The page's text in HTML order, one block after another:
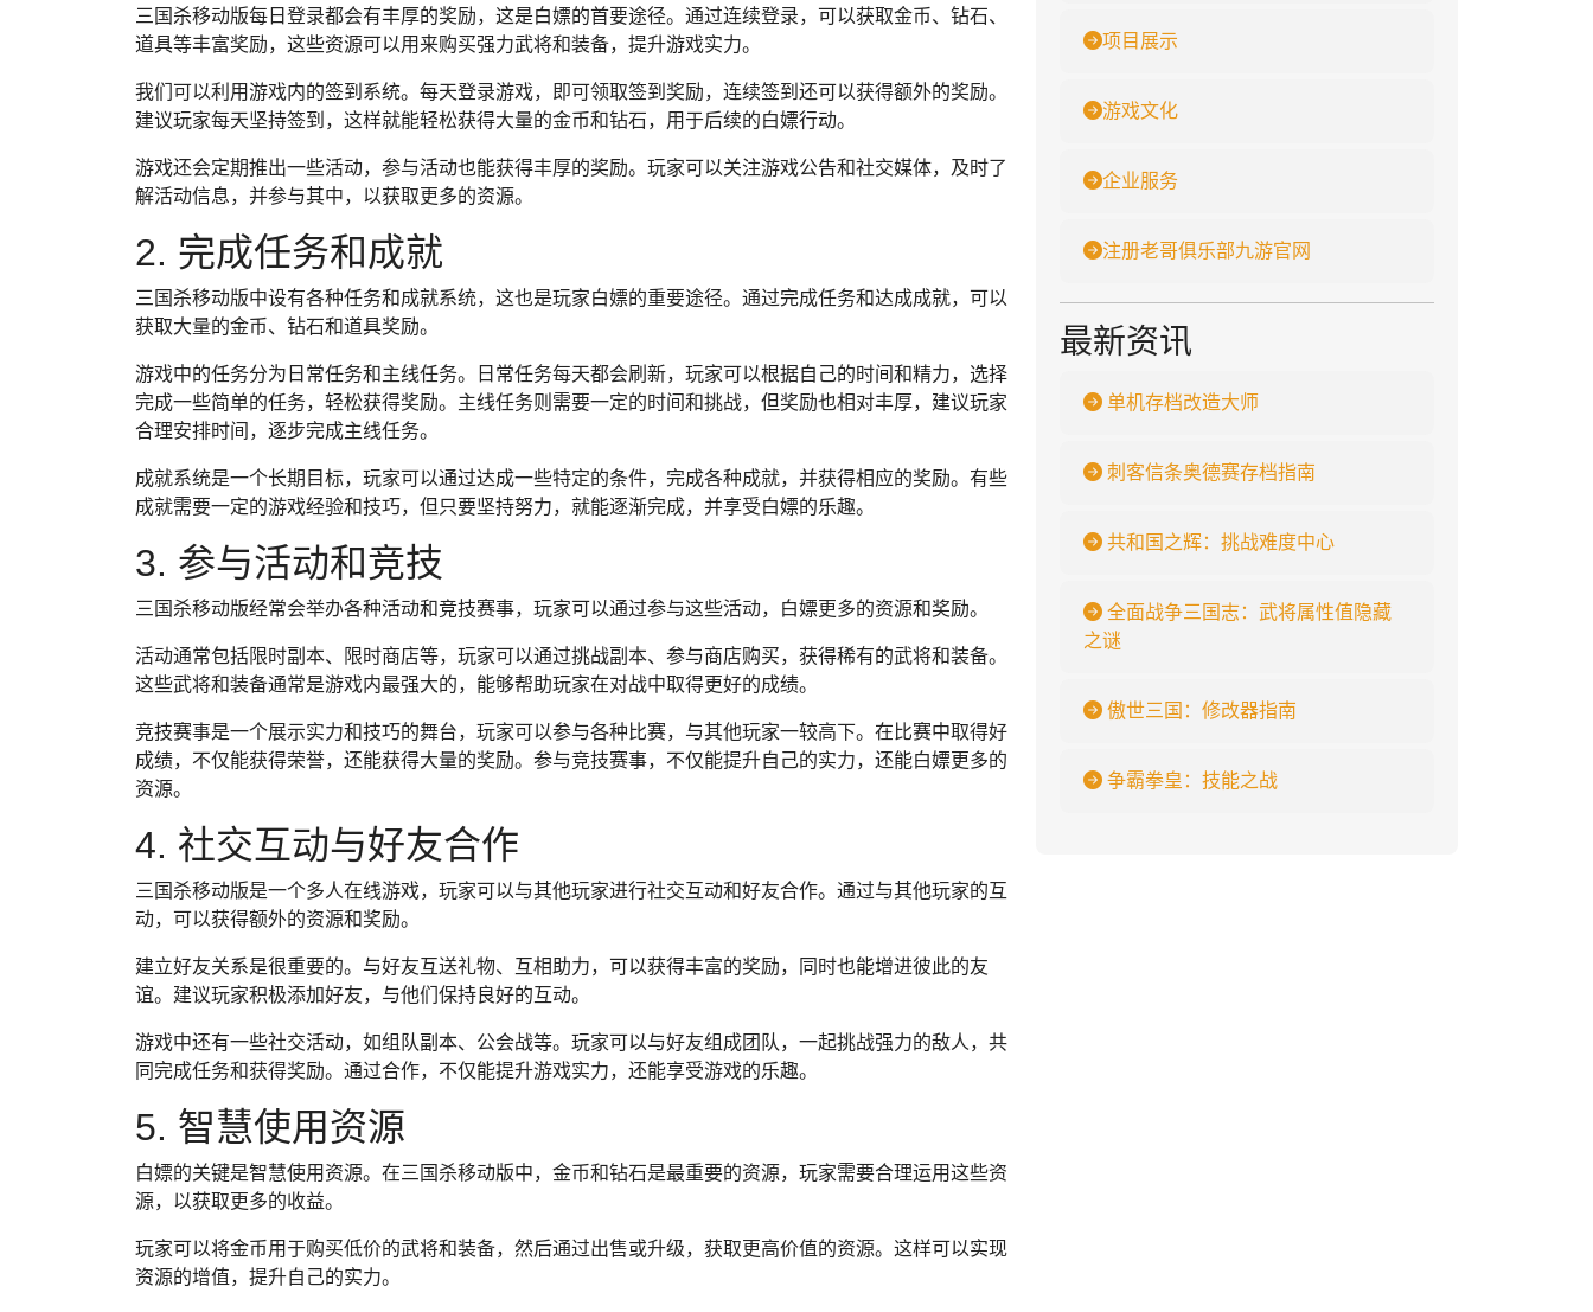
三国杀移动版每日登录都会有丰厚的奖励，这是白嫖的首要途径。通过连续登录，可以获取金币、钻石、
道具等丰富奖励，这些资源可以用来购买强力武将和装备，提升游戏实力。
我们可以利用游戏内的签到系统。每天登录游戏，即可领取签到奖励，连续签到还可以获得额外的奖励。
建议玩家每天坚持签到，这样就能轻松获得大量的金币和钻石，用于后续的白嫖行动。
游戏还会定期推出一些活动，参与活动也能获得丰厚的奖励。玩家可以关注游戏公告和社交媒体，及时了
解活动信息，并参与其中，以获取更多的资源。
2. 完成任务和成就
三国杀移动版中设有各种任务和成就系统，这也是玩家白嫖的重要途径。通过完成任务和达成成就，可以
获取大量的金币、钻石和道具奖励。
游戏中的任务分为日常任务和主线任务。日常任务每天都会刷新，玩家可以根据自己的时间和精力，选择
完成一些简单的任务，轻松获得奖励。主线任务则需要一定的时间和挑战，但奖励也相对丰厚，建议玩家
合理安排时间，逐步完成主线任务。
成就系统是一个长期目标，玩家可以通过达成一些特定的条件，完成各种成就，并获得相应的奖励。有些
成就需要一定的游戏经验和技巧，但只要坚持努力，就能逐渐完成，并享受白嫖的乐趣。
3. 参与活动和竞技
三国杀移动版经常会举办各种活动和竞技赛事，玩家可以通过参与这些活动，白嫖更多的资源和奖励。
活动通常包括限时副本、限时商店等，玩家可以通过挑战副本、参与商店购买，获得稀有的武将和装备。
这些武将和装备通常是游戏内最强大的，能够帮助玩家在对战中取得更好的成绩。
竞技赛事是一个展示实力和技巧的舞台，玩家可以参与各种比赛，与其他玩家一较高下。在比赛中取得好
成绩，不仅能获得荣誉，还能获得大量的奖励。参与竞技赛事，不仅能提升自己的实力，还能白嫖更多的
资源。
4. 社交互动与好友合作
三国杀移动版是一个多人在线游戏，玩家可以与其他玩家进行社交互动和好友合作。通过与其他玩家的互
动，可以获得额外的资源和奖励。
建立好友关系是很重要的。与好友互送礼物、互相助力，可以获得丰富的奖励，同时也能增进彼此的友
谊。建议玩家积极添加好友，与他们保持良好的互动。
游戏中还有一些社交活动，如组队副本、公会战等。玩家可以与好友组成团队，一起挑战强力的敌人，共
同完成任务和获得奖励。通过合作，不仅能提升游戏实力，还能享受游戏的乐趣。
5. 智慧使用资源
白嫖的关键是智慧使用资源。在三国杀移动版中，金币和钻石是最重要的资源，玩家需要合理运用这些资
源，以获取更多的收益。
玩家可以将金币用于购买低价的武将和装备，然后通过出售或升级，获取更高价值的资源。这样可以实现
资源的增值，提升自己的实力。
项目展示
游戏文化
企业服务
注册老哥俱乐部九游官网
最新资讯
单机存档改造大师
刺客信条奥德赛存档指南
共和国之辉：挑战难度中心
全面战争三国志：武将属性值隐藏
之谜
傲世三国：修改器指南
争霸拳皇：技能之战